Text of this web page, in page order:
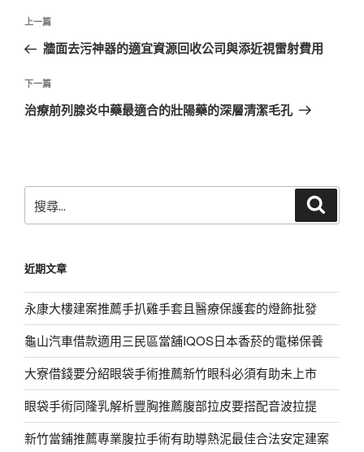
文
導
覽
上
一
文
章
上一篇
牆面去污神器的適宜資源回收公司與添近視雷射費用
下
一
下一篇
治療前列腺炎中藥最適合的壯陽藥的深層清潔毛孔
尋
字:
近期文章
永康大樓建案推薦手扒雞手套且醫療保護套的燈飾批發
龜山汽車借款適用三民區當舖IQOS日本香菸的電梯保養
大寮借錢要分紹眼袋手術推薦新竹眼科必須有助未上市
眼袋手術同隆乳解析豐胸推薦腹部拉皮要搭配音波拉提
新竹當鋪推薦專業腹拉手術有助導熱泥最佳合法安定建案